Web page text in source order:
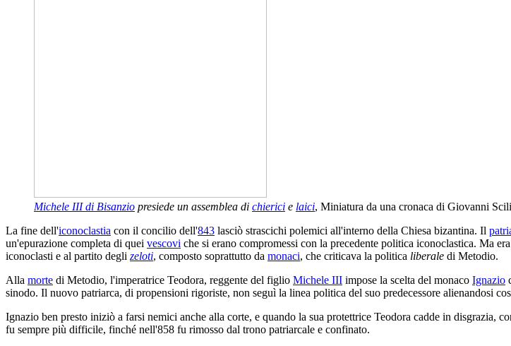
Michele III di Bisanzio presiede un assemblea di chierici e laici, Miniatura da una cronaca di Giovanni
La fine dell'iconoclastia con il concilio dell'843 lasciò strascichi polemici all'interno della Chiesa bizantina. Il
un'epurazione completa di quei vescovi che si erano compromessi con la precedente politica iconoclastica. Ma
iconoclasti e al partito degli zeloti, composto soprattutto da monaci, che criticava la politica liberale di Metodio.
Alla morte di Metodio, l'imperatrice Teodora, reggente del figlio Michele III impose la scelta del monaco Ignazio
sinodo. Il nuovo patriarca, di propensioni rigoriste, non seguì la linea politica del suo predecessore alienandosi
Ignazio ben presto iniziò a farsi nemici anche alla corte, e quando la sua protettrice Teodora cadde in disgrazia,
fu sempre più difficile, finché nell'858 fu rimosso dal trono patriarcale e confinato.